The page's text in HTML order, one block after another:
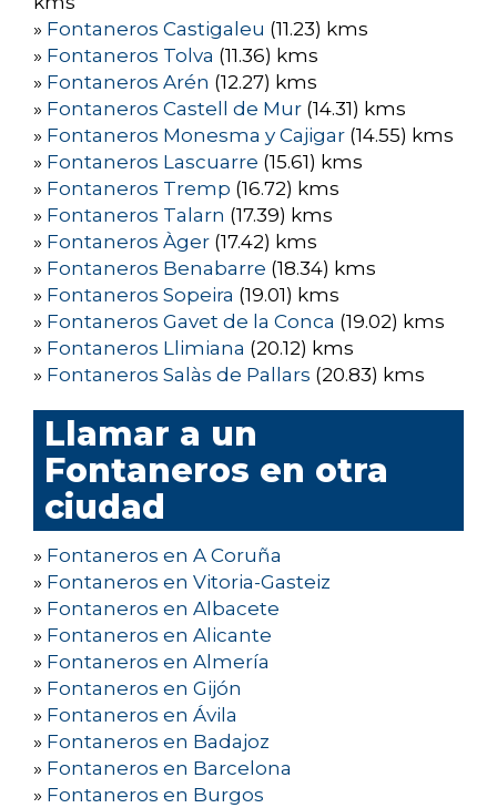
» Fontaneros Castigaleu (11.23) kms
» Fontaneros Tolva (11.36) kms
» Fontaneros Arén (12.27) kms
» Fontaneros Castell de Mur (14.31) kms
» Fontaneros Monesma y Cajigar (14.55) kms
» Fontaneros Lascuarre (15.61) kms
» Fontaneros Tremp (16.72) kms
» Fontaneros Talarn (17.39) kms
» Fontaneros Àger (17.42) kms
» Fontaneros Benabarre (18.34) kms
» Fontaneros Sopeira (19.01) kms
» Fontaneros Gavet de la Conca (19.02) kms
» Fontaneros Llimiana (20.12) kms
» Fontaneros Salàs de Pallars (20.83) kms
Llamar a un
Fontaneros en otra
ciudad
» Fontaneros en A Coruña
» Fontaneros en Vitoria-Gasteiz
» Fontaneros en Albacete
» Fontaneros en Alicante
» Fontaneros en Almería
» Fontaneros en Gijón
» Fontaneros en Ávila
» Fontaneros en Badajoz
» Fontaneros en Barcelona
» Fontaneros en Burgos